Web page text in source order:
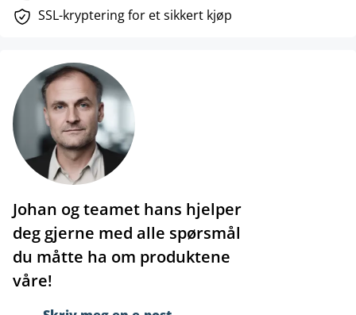
SSL-kryptering for et sikkert kjøp
Johan og teamet hans hjelper
deg gjerne med alle spørsmål
du måtte ha om produktene
våre!